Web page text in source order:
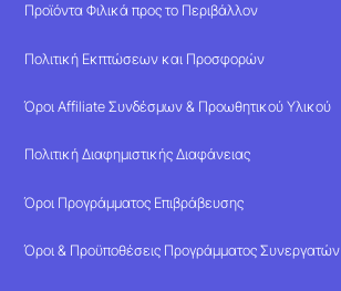
Προϊόντα Φιλικά προς το Περιβάλλον
Πολιτική Εκπτώσεων και Προσφορών
Όροι Affiliate Συνδέσμων & Προωθητικού Υλικού
Πολιτική Διαφημιστικής Διαφάνειας
Όροι Προγράμματος Επιβράβευσης
Όροι & Προϋποθέσεις Προγράμματος Συνεργατών